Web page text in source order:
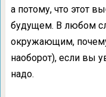
а потому, что этот
будущем. В любом
окружающим,
наоборот), если вы
надо.